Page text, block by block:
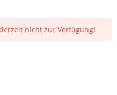
nicht zur Verfügung!